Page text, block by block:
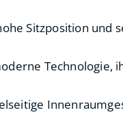
Sitzposition
Technologie,